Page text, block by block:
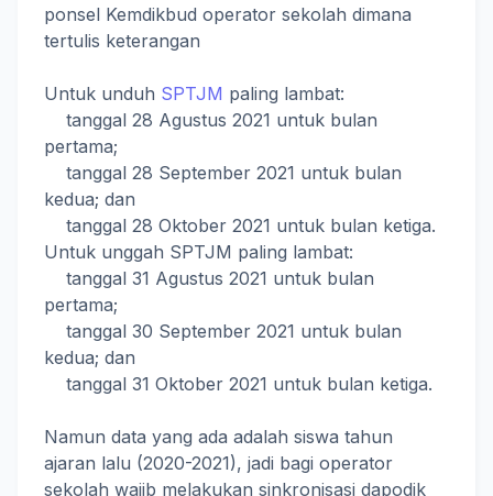
ponsel Kemdikbud operator sekolah dimana
tertulis keterangan
Untuk unduh SPTJM paling lambat:
tanggal 28 Agustus 2021 untuk bulan
pertama;
tanggal 28 September 2021 untuk bulan
kedua; dan
tanggal 28 Oktober 2021 untuk bulan ketiga.
Untuk unggah SPTJM paling lambat:
tanggal 31 Agustus 2021 untuk bulan
pertama;
tanggal 30 September 2021 untuk bulan
kedua; dan
tanggal 31 Oktober 2021 untuk bulan ketiga.
Namun data yang ada adalah siswa tahun
ajaran lalu (2020-2021), jadi bagi operator
sekolah wajib melakukan sinkronisasi dapodik